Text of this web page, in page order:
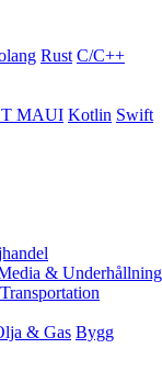
Rust C/C++
MAUI Kotlin Swift
& Underhållning
Transportation
& Gas Bygg